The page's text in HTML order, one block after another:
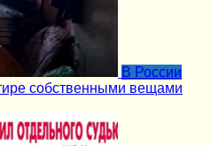
В России
собственными вещами